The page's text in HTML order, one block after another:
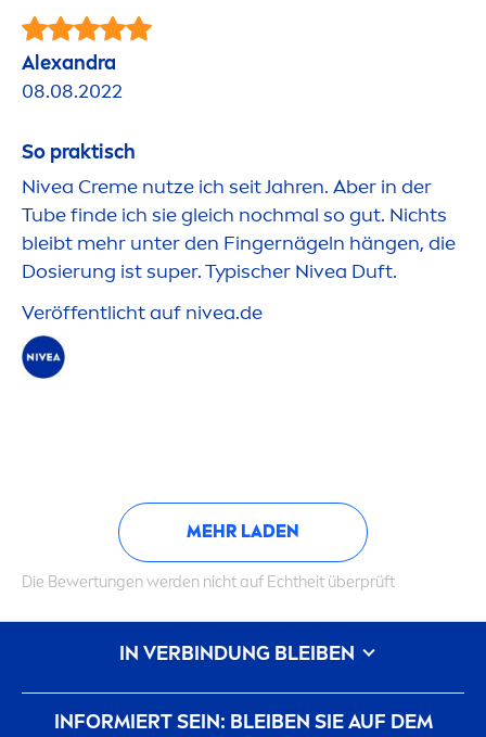
Alexandra
08.08.2022
So praktisch
Nivea Creme nutze ich seit Jahren. Aber in der
Tube finde ich sie gleich nochmal so gut. Nichts
bleibt mehr unter den Fingernägeln hängen, die
Dosierung ist super. Typischer Nivea Duft.
Veröffentlicht auf nivea.de
MEHR LADEN
Die Bewertungen werden nicht auf Echtheit überprüft
INFORMIERT SEIN: BLEIBEN SIE AUF DEM
IN VERBINDUNG BLEIBEN